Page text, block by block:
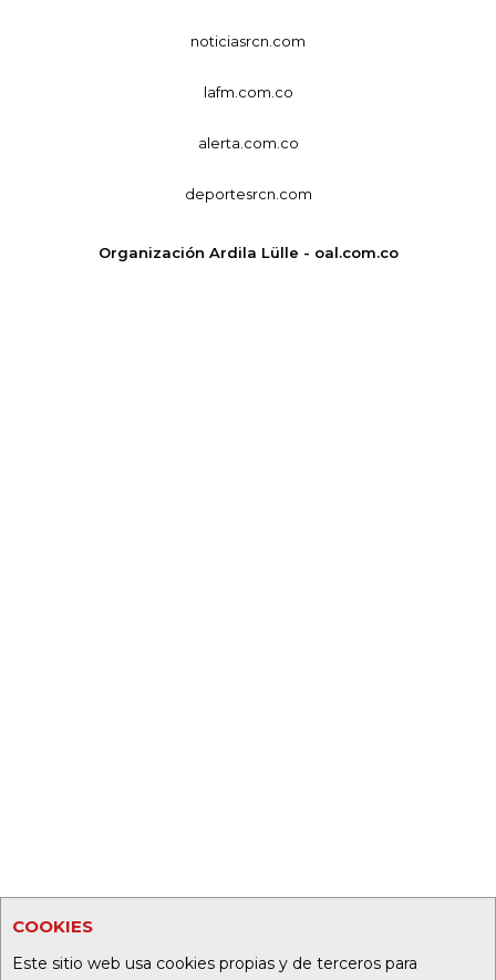
COOKIES
Este sitio web usa cookies propias y de terceros para
noticiasrcn.com
lafm.com.co
alerta.com.co
deportesrcn.com
Organización Ardila Lülle - oal.com.co